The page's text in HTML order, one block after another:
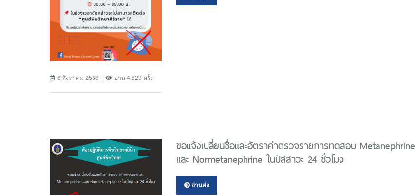
6 สิงหาคม 2568 อ่าน 4,623 ครั้ง
ขอแจ้งเปลี่ยนชื่อและอัตราค่าตรวจรายการทดสอบ Metanephrine
และ Normetanephrine ในปัสสาวะ 24 ชั่วโมง
อ่านต่อ